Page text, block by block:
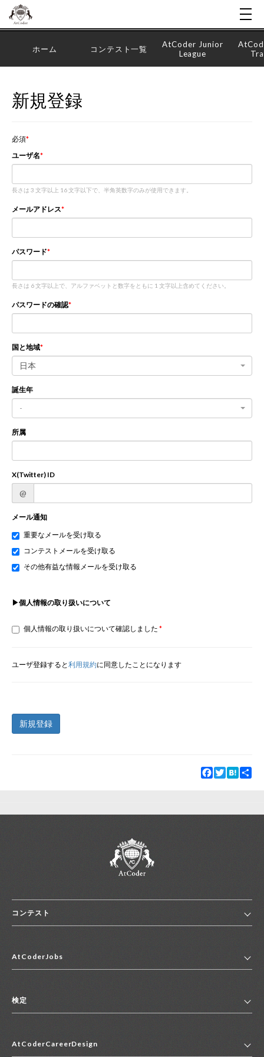
ホーム コンテスト一覧
AtCoder Junior
League
新規登録
必須
ユーザ名
長さは 3 文字以上 16 文字以下で、半角英数字のみが使用できます。
メールアドレス
パスワード
長さは 6 文字以上で、アルファベットと数字をともに 1 文字以上含めてください。
パスワードの確認
国と地域
日本
誕生年
-
所属
X(Twitter) ID
@
メール通知
重要なメールを受け取る
コンテストメールを受け取る
その他有益な情報メールを受け取る
▶個人情報の取り扱いについて
個人情報の取り扱いについて確認しました
ユーザ登録すると利用規約に同意したことになります
新規登録
Facebook
TwitterHatena
コンテスト
コンテスト一覧
便利リンク集
AtCoderJobs
2027年新卒採用求人一覧
中途採用求人一覧
検定
マイページ
AtCoderCareerDesign